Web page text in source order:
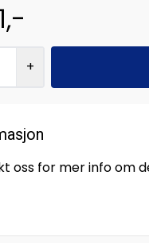
+
oss for mer info om